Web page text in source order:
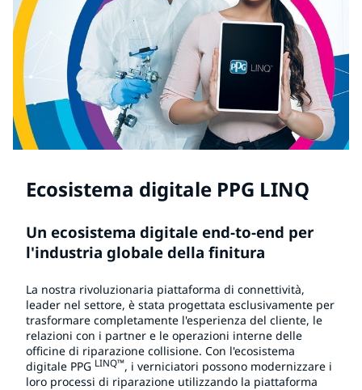
Ecosistema digitale PPG LINQ
Un ecosistema digitale end-to-end per
l'industria globale della finitura
La nostra rivoluzionaria piattaforma di connettività,
leader nel settore, è stata progettata esclusivamente per
trasformare completamente l'esperienza del cliente, le
relazioni con i partner e le operazioni interne delle
officine di riparazione collisione. Con l'ecosistema
digitale PPG LINQ™, i verniciatori possono modernizzare i
loro processi di riparazione utilizzando la piattaforma